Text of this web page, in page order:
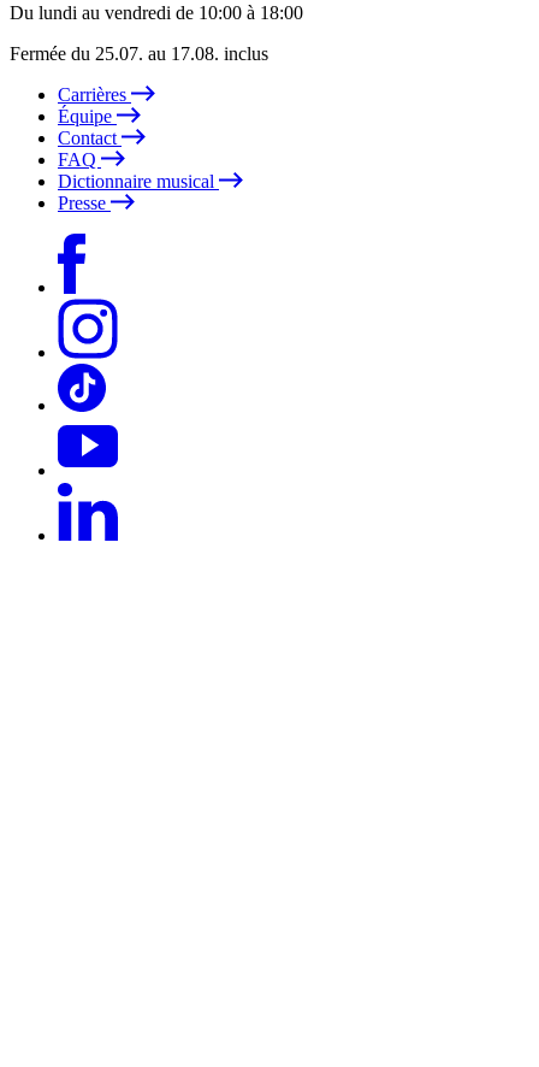
Du lundi au vendredi de 10:00 à 18:00
Fermée du 25.07. au 17.08. inclus
Carrières
Équipe
Contact
FAQ
Dictionnaire musical
Presse